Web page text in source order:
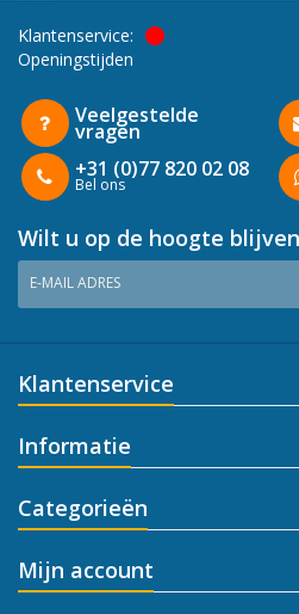
Klantenservice:
Openingstijden
Veelgestelde
vragen
+31 (0)77 820 02 08
Bel ons
Wilt u op de hoogte
E-MAIL ADRES
Klantenservice
Informatie
Categorieën
Mijn account